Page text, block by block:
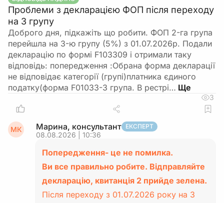
Проблеми з декларацією ФОП після переходу
на 3 групу
Доброго дня, підкажіть що робити. ФОП 2-га група
перейшла на 3-ю групу (5%) з 01.07.2026р. Подали
декларацію по формі F103309 і отримали таку
відповідь: попередження :Обрана форма декларації
не відповідає категорії (групі)платника єдиного
податку(форма F01033-3 група. В рестрі…
3
МК Марина, консультант ЕКСПЕРТ
08.08.2026 | 10:36
Попередження- це не помилка.
Ви все правильно робите. Відправляйте
декларацію, квитанція 2 прийде зелена.
Після переходу з 01.07.2026 року на 3